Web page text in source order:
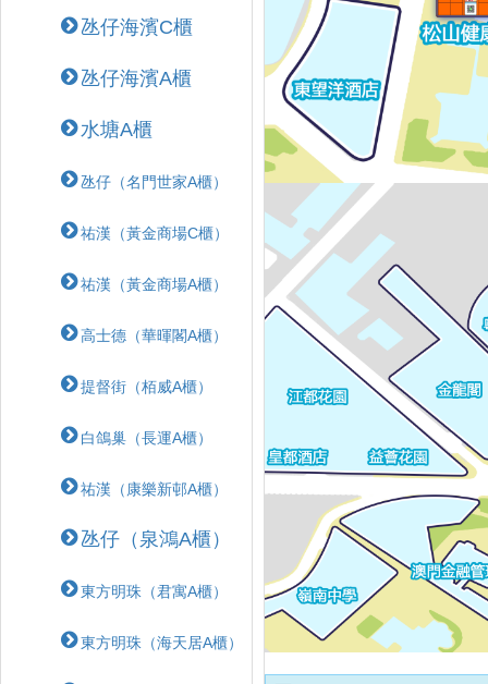
氹仔海濱C櫃
氹仔海濱A櫃
水塘A櫃
氹仔（名門世家A櫃）
祐漢（黃金商場C櫃）
祐漢（黃金商場A櫃）
高士德（華暉閣A櫃）
提督街（栢威A櫃）
白鴿巢（長運A櫃）
祐漢（康樂新邨A櫃）
氹仔（泉鴻A櫃）
東方明珠（君寓A櫃）
東方明珠（海天居A櫃）